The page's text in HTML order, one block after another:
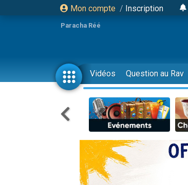
Mon compte / Inscription
Paracha Réé
Vidéos Question au Rav